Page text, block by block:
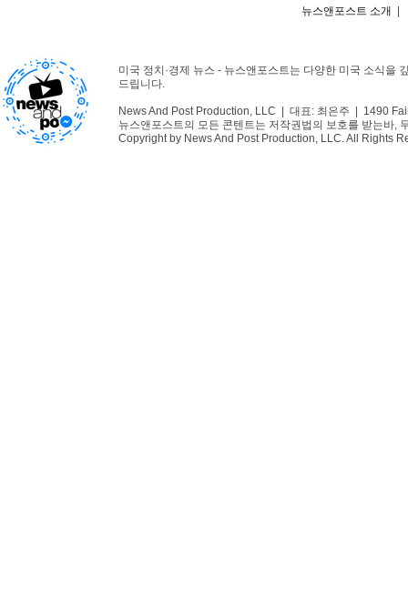
뉴스앤포스트 소개
미국 정치·경제 뉴스 - 뉴스앤포스트는 다양한 미국 소식을
드립니다.
News And Post Production, LLC | 대표: 최은주 | 1490
뉴스앤포스트의 모든 콘텐트는 저작권법의 보호를 받는바,
Copyright by News And Post Production, LLC. All Rights